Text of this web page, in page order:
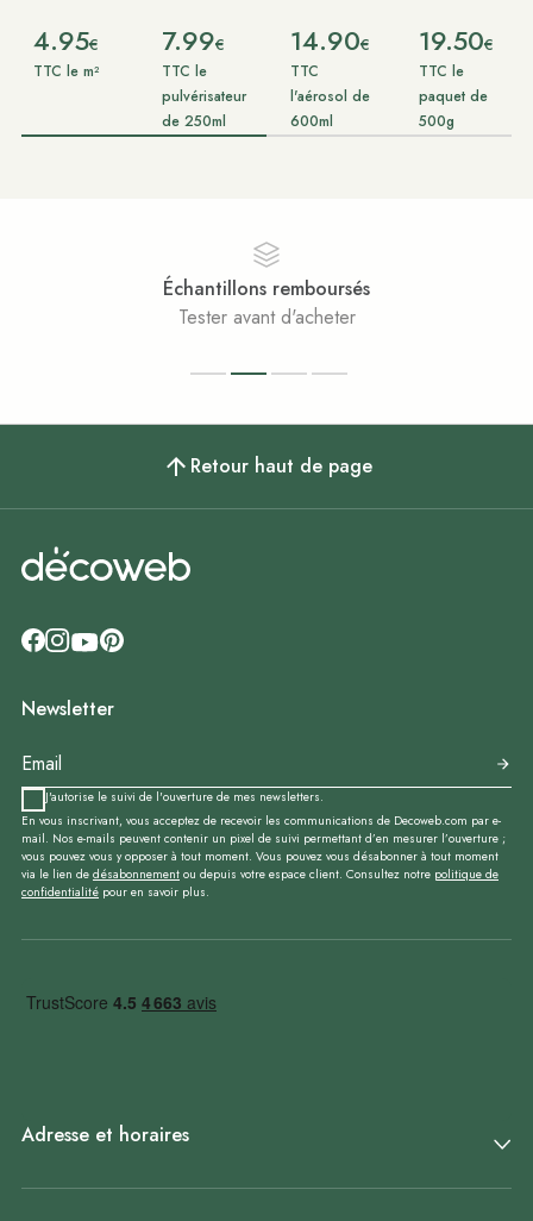
4.95€
TTC le m²
7.99€
TTC le
pulvérisateur
de 250ml
14.90€
TTC
l'aérosol de
600ml
19.50€
TTC le
paquet de
500g
Échantillons remboursés
Tester avant d'acheter
Retour haut de page
Newsletter
J'autorise le suivi de l'ouverture de mes newsletters.
En vous inscrivant, vous acceptez de recevoir les communications de Decoweb.com par e-
mail. Nos e-mails peuvent contenir un pixel de suivi permettant d’en mesurer l’ouverture ;
vous pouvez vous y opposer à tout moment. Vous pouvez vous désabonner à tout moment
via le lien de désabonnement ou depuis votre espace client. Consultez notre politique de
confidentialité pour en savoir plus.
Adresse et horaires